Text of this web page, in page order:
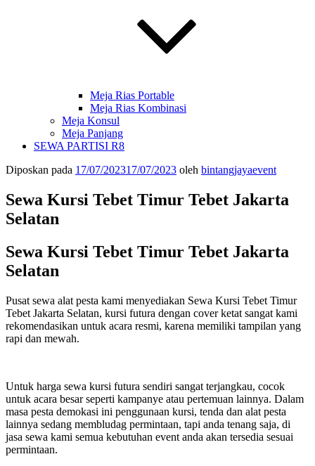
Meja Rias Portable
Meja Rias Kombinasi
Meja Konsul
Meja Panjang
SEWA PARTISI R8
Diposkan pada 17/07/202317/07/2023 oleh bintangjayaevent
Sewa Kursi Tebet Timur Tebet Jakarta
Selatan
Sewa Kursi Tebet Timur Tebet Jakarta
Selatan
Pusat sewa alat pesta kami menyediakan Sewa Kursi Tebet Timur
Tebet Jakarta Selatan, kursi futura dengan cover ketat sangat kami
rekomendasikan untuk acara resmi, karena memiliki tampilan yang
rapi dan mewah.
Untuk harga sewa kursi futura sendiri sangat terjangkau, cocok
untuk acara besar seperti kampanye atau pertemuan lainnya. Dalam
masa pesta demokasi ini penggunaan kursi, tenda dan alat pesta
lainnya sedang membludag permintaan, tapi anda tenang saja, di
jasa sewa kami semua kebutuhan event anda akan tersedia sesuai
permintaan.